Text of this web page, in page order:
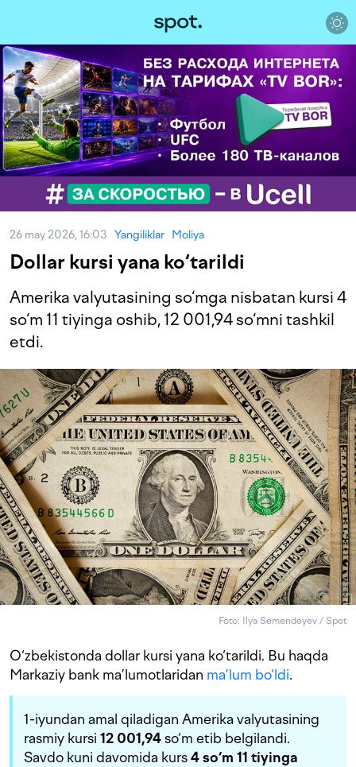
26 may 2026, 16:03 Yangiliklar Moliya
Dollar kursi yana ko‘tarildi
Amerika valyutasining so‘mga nisbatan kursi 4
so‘m 11 tiyinga oshib, 12 001,94 so‘mni tashkil
etdi.
Foto: Ilya Semendeyev / Spot
O‘zbekistonda dollar kursi yana ko‘tarildi. Bu haqda
Markaziy bank ma’lumotlaridan ma’lum bo‘ldi.
1-iyundan amal qiladigan Amerika valyutasining
rasmiy kursi 12 001,94so‘m etib belgilandi.
Savdo kuni davomida kurs4 so‘m 11 tiyinga